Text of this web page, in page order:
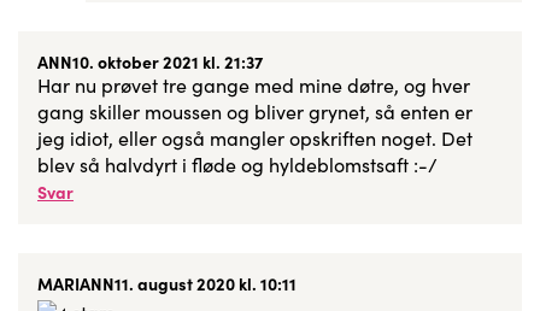
ANN10. oktober 2021 kl. 21:37
Har nu prøvet tre gange med mine døtre, og hver
gang skiller moussen og bliver grynet, så enten er
jeg idiot, eller også mangler opskriften noget. Det
blev så halvdyrt i fløde og hyldeblomstsaft :-/
Svar
MARIANN11. august 2020 kl. 10:11